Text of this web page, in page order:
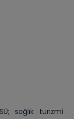
sağlık turizmi